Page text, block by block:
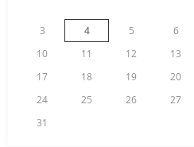
3
4 5 6
10
11 12 13
17
18 19 20
24
25 26 27
31